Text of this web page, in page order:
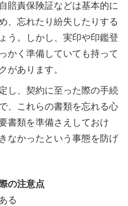
賠責保険証などは基本的に
、忘れたり紛失したりする
う。しかし、実印や印鑑登
かく準備していても持って
があります。
し、契約に至った際の手続
、これらの書類を忘れる心
書類を準備さえしておけ
なかったという事態を防げ
の注意点
る